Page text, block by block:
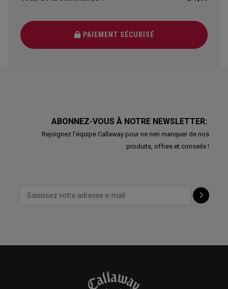
PAIEMENT SÉCURISÉ
ABONNEZ-VOUS À NOTRE NEWSLETTER:
Rejoignez l'équipe Callaway pour ne rien manquer de nos
produits, offres et conseils !